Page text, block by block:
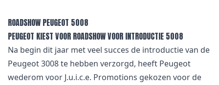
ROADSHOW PEUGEOT 5008
PEUGEOT KIEST VOOR ROADSHOW VOOR INTRODUCTIE 5008
Na begin dit jaar met veel succes de introductie van de
Peugeot 3008 te hebben verzorgd, heeft Peugeot
wederom voor J.u.i.c.e. Promotions gekozen voor de